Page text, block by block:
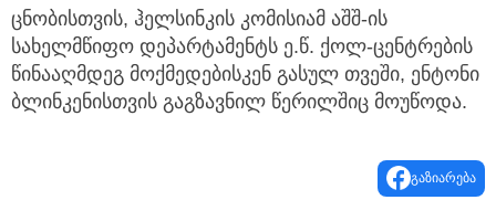
ცნობისთვის, ჰელსინკის კომისიამ აშშ-ის
სახელმწიფო დეპარტამენტს ე.წ. ქოლ-ცენტრების
წინააღმდეგ მოქმედებისკენ გასულ თვეში, ენტონი
ბლინკენისთვის გაგზავნილ წერილშიც მოუწოდა.
გაზიარება